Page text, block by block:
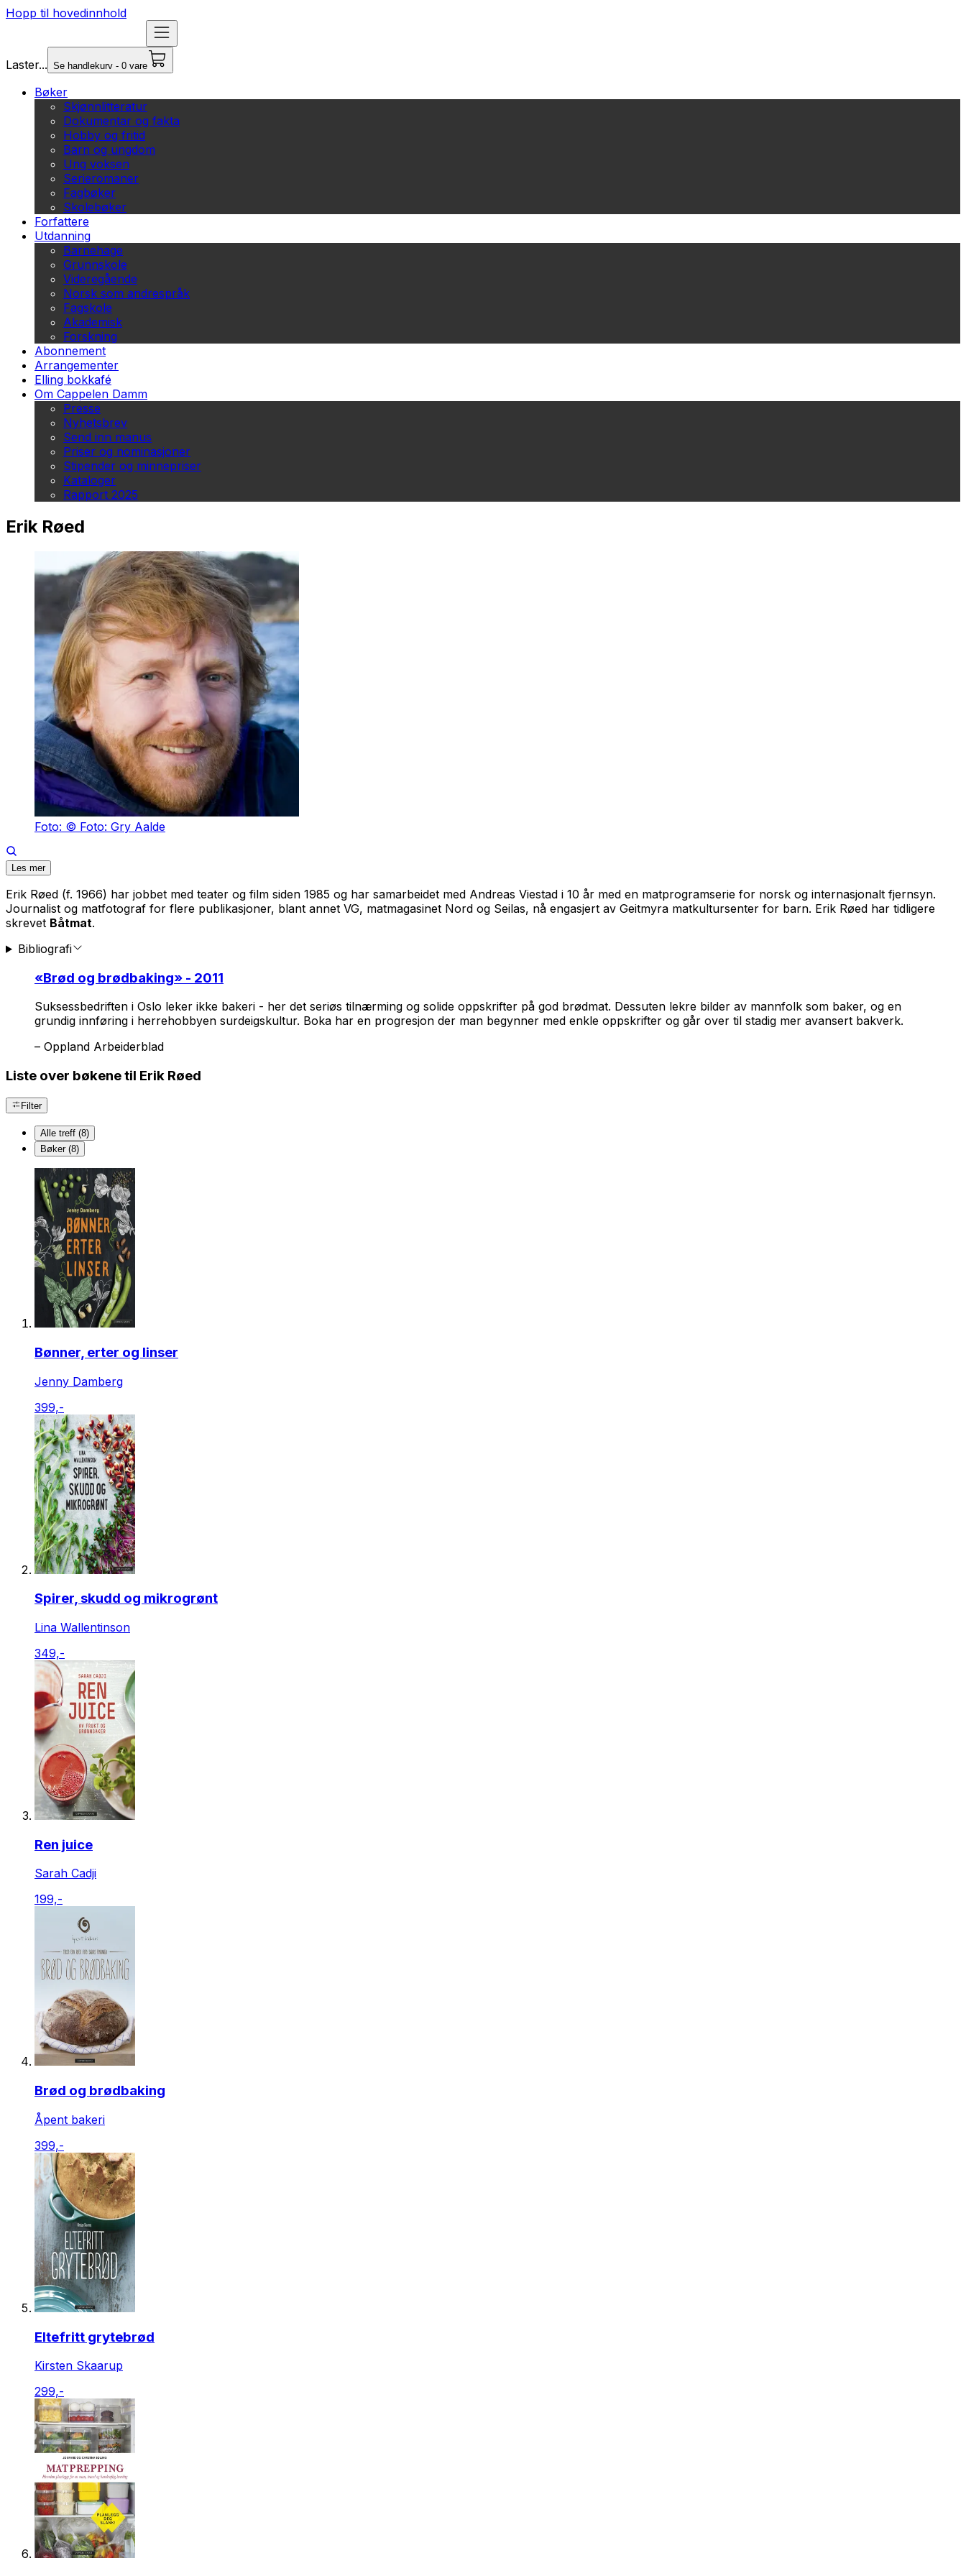
Hopp til hovedinnhold
Laster... Se handlekurv - 0 vare
Bøker
Skjønnlitteratur
Dokumentar og fakta
Hobby og fritid
Barn og ungdom
Ung voksen
Serieromaner
Fagbøker
Skolebøker
Forfattere
Utdanning
Barnehage
Grunnskole
Videregående
Norsk som andrespråk
Fagskole
Akademisk
Forskning
Abonnement
Arrangementer
Elling bokkafé
Om Cappelen Damm
Presse
Nyhetsbrev
Send inn manus
Priser og nominasjoner
Stipender og minnepriser
Kataloger
Rapport 2025
Erik Røed
Foto: © Foto: Gry Aalde
Les mer
Erik Røed (f. 1966) har jobbet med teater og film siden 1985 og har samarbeidet med Andreas Viestad i 10 år med en matprogramserie for norsk og internasjonalt fjernsyn.
Journalist og matfotograf for flere publikasjoner, blant annet VG, matmagasinet Nord og Seilas, nå engasjert av Geitmyra matkultursenter for barn. Erik Røed har tidligere
skrevet Båtmat.
Bibliografi
«Brød og brødbaking» - 2011
Suksessbedriften i Oslo leker ikke bakeri - her det seriøs tilnærming og solide oppskrifter på god brødmat. Dessuten lekre bilder av mannfolk som baker, og en
grundig innføring i herrehobbyen surdeigskultur. Boka har en progresjon der man begynner med enkle oppskrifter og går over til stadig mer avansert bakverk.
– Oppland Arbeiderblad
Liste over bøkene til Erik Røed
Filter
Alle treff (8)
Bøker (8)
Bønner, erter og linser
Jenny Damberg
399,-
Spirer, skudd og mikrogrønt
Lina Wallentinson
349,-
Ren juice
Sarah Cadji
199,-
Brød og brødbaking
Åpent bakeri
399,-
Eltefritt grytebrød
Kirsten Skaarup
299,-